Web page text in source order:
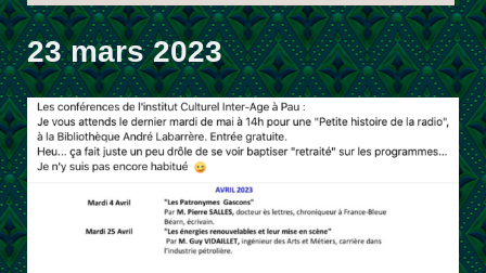
23 mars 2023